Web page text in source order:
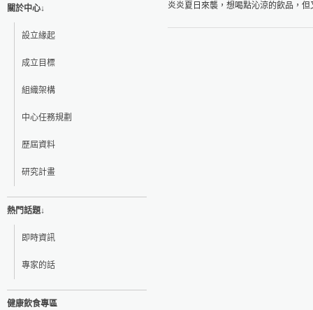
關於中心↓
設立緣起
成立目標
組織架構
中心任務規劃
歷屆資料
研究計畫
熱門話題↓
即時資訊
專家的話
健康飲食專區
炎炎夏日來襲，想喝點沁涼的飲品，